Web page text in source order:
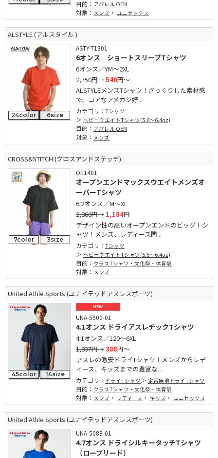
目的： アパレル OEM
対象： メンズ ・ ユニセックス
ALSTYLE (アルスタイル )
24color 6size
ASTY-T1301
6オンス ショートスリーブTシャツ
6オンス／YM～2XL
2,750円→540円～
ALSTYLEメンズTシャツ！ざっくりした素材感
で、コアなアメカジ好...
カテゴリ： Tシャツ
ヘビーウエイトTシャツ(5.6～6.4oz)
目的： アパレル OEM
対象： メンズ
CROSS&STITCH (クロスアンドステッチ)
7color 3size
OE1401
オープンエンドマックスウエイトメンズオ
ーバーTシャツ
6.2オンス／M～XL
2,860円→ 1,184円
デザイン性の高いオープンエンドのビッグＴシ
ャツ！メンズ、レディース問...
カテゴリ： Tシャツ
ヘビーウエイトTシャツ(5.6～6.4oz)
目的： クラスTシャツ・文化祭・体育祭
対象： メンズ
United Athle Sports (ユナイテッドアスレスポーツ)
45color 14size
NEW
UNA-5900-01
4.1オンス ドライアスレチックTシャツ
4.1オンス／120～6XL
1,837円→388円～
アスレの激安ドライTシャツ！メンズからレデ
ィース、キッズまでの豊富な...
カテゴリ： ドライTシャツ 定番無地ドライTシャツ
目的： クラスTシャツ・文化祭・体育祭
対象： メンズ ・ レディース ・ キッズ ・ ユニセックス
United Athle Sports (ユナイテッドアスレスポーツ)
UNA-5088-01
4.7オンス ドライシルキータッチTシャツ
（ローブリード）